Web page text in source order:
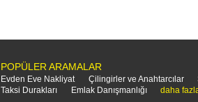
POPÜLER ARAMALAR
Evden Eve Nakliyat Çilingirler ve Anahtarcılar
Taksi Durakları
Emlak Danışmanlığı daha